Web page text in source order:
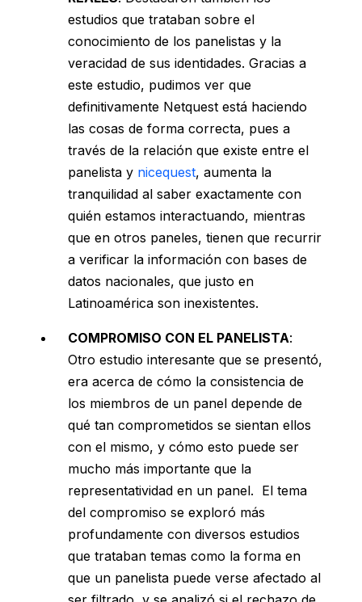
estudios que trataban sobre el
conocimiento de los panelistas y la
veracidad de sus identidades. Gracias a
este estudio, pudimos ver que
definitivamente Netquest está haciendo
las cosas de forma correcta, pues a
través de la relación que existe entre el
panelista y nicequest, aumenta la
tranquilidad al saber exactamente con
quién estamos interactuando, mientras
que en otros paneles, tienen que recurrir
a verificar la información con bases de
datos nacionales, que justo en
Latinoamérica son inexistentes.
COMPROMISO CON EL PANELISTA:
Otro estudio interesante que se presentó,
era acerca de cómo la consistencia de
los miembros de un panel depende de
qué tan comprometidos se sientan ellos
con el mismo, y cómo esto puede ser
mucho más importante que la
representatividad en un panel. El tema
del compromiso se exploró más
profundamente con diversos estudios
que trataban temas como la forma en
que un panelista puede verse afectado al